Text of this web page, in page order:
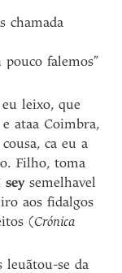
chamada
falemos”
leixo, que
ataa Coimbra,
ca eu a
Filho, toma
seysemelhavel
aos fidalgos
(Crónica
leuãtou-se da